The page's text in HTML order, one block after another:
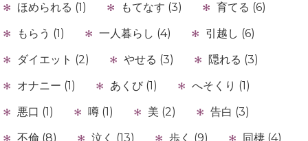
ほめられる (1)
もてなす (3)
育てる (6)
もらう (1)
一人暮らし (4)
引越し (6)
ダイエット (2)
やせる (3)
隠れる (3)
オナニー (1)
あくび (1)
へそくり (1)
悪口 (1)
噂 (1) 美 (2)
告白 (3)
不倫 (8)
泣く (13) 歩く (9)
同棲 (4)